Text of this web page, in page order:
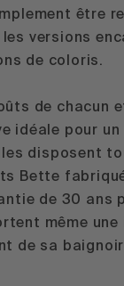
être
les versions
de coloris.
de chacun
idéale pour
disposent
Bette
de 30 ans
même
de sa